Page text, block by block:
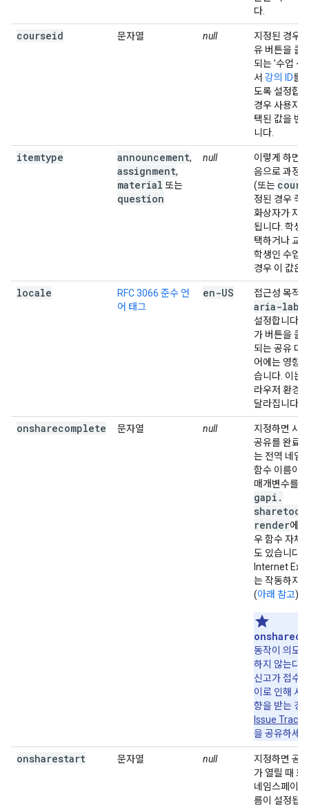
다.
courseid 문자열 null
지정된 경우
유 버튼을 클
되는 '수업 선
서 강의 ID를
도록 설정합
경우 사용자
택된 값을 변
니다.
itemtype announcement,
assignment,
material 또는
question
null
이렇게 하면
음으로 과정
(또는
정된 경우 즉
화상자가 자
됩니다. 학생
택하거나 교
학생인 수업
경우 이 값은
locale
RFC 3066 준수 언
어 태그
en-US 접근성 목적
aria-
설정합니다.
가 버튼을 클
되는 공유 대
어에는 영향
습니다. 이는
라우저 환경
달라집니다.
onsharecomplete 문자열 null
지정하면 사
공유를 완료
는 전역 네임
함수 이름이
매개변수를
gapi .
render에
우 함수 자체
도 있습니다.
Internet
는 작동하지
(아래 참고).
동작이 의도
하지 않는다
신고가 접수
이로 인해 사
향을 받는 경
Issue
을 공유하세
onsharestart 문자열 null
지정하면 공
가 열릴 때 호
네임스페이
름이 설정됩